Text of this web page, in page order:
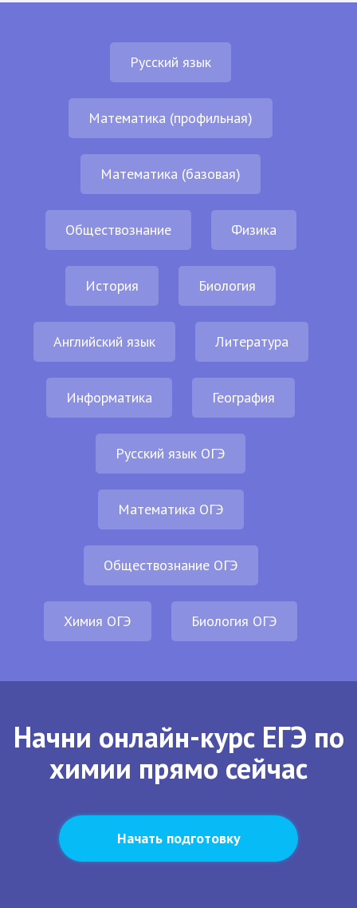
Русский язык
Математика (профильная)
Математика (базовая)
Обществознание Физика
История Биология
Английский язык Литература
Информатика География
Русский язык ОГЭ
Математика ОГЭ
Обществознание ОГЭ
Химия ОГЭ Биология ОГЭ
Начни онлайн-курс ЕГЭ по
химии прямо сейчас
Начать подготовку